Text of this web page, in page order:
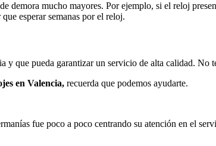
demora mucho mayores. Por ejemplo, si el reloj
esperar semanas por el reloj.
y que pueda garantizar un servicio de alta calidad.
en Valencia, recuerda que podemos ayudarte.
fue poco a poco centrando su atención en el